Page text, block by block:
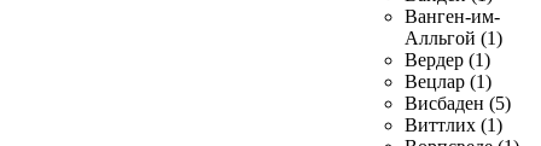
Ванген-им-
Алльгой (1)
Вердер (1)
Вецлар (1)
Висбаден (5)
Виттлих (1)